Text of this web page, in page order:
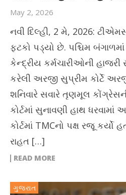
May 2, 2026
નવી દિલ્હી, 2 મે, 2026:
ફટકો પડ્યો છે. પશ્ચિમ
કેન્દ્રીય કર્મચારીઓની
કરેલી અરજી સુપ્રીમ કોર્ટે
શનિવારે સવારે તૃણમૂલ
કોર્ટમાં સુનાવણી હાથ
કોર્ટમાં TMCનો પક્ષ રજૂ કર્યો
રાહત […]
READ MORE
ગુજરાત